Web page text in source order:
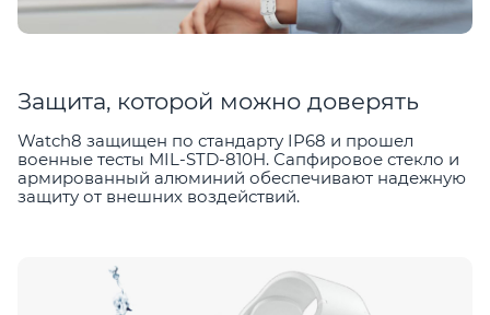
Защита, которой можно доверять
Watch8 защищен по стандарту IP68 и прошел
военные тесты MIL-STD-810H. Сапфировое стекло и
армированный алюминий обеспечивают надежную
защиту от внешних воздействий.